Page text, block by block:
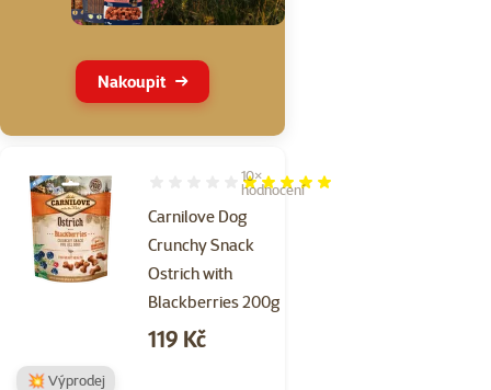
Nakoupit
Carnilove Dog
Crunchy Snack
Ostrich with
Blackberries 200g
Hodnocení 100%, počet hodnocení: 10
10×
hodnocení
Cena
119 Kč
💥 Výprodej